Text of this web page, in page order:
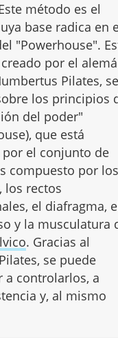
método es el
base radica en
"Powerhouse".
por el
Pilates, se
los principios
del poder"
que está
el conjunto de
compuesto por los
los rectos
el diafragma,
y la musculatura
. Gracias al
se puede
a controlarlos, a
y, al mismo